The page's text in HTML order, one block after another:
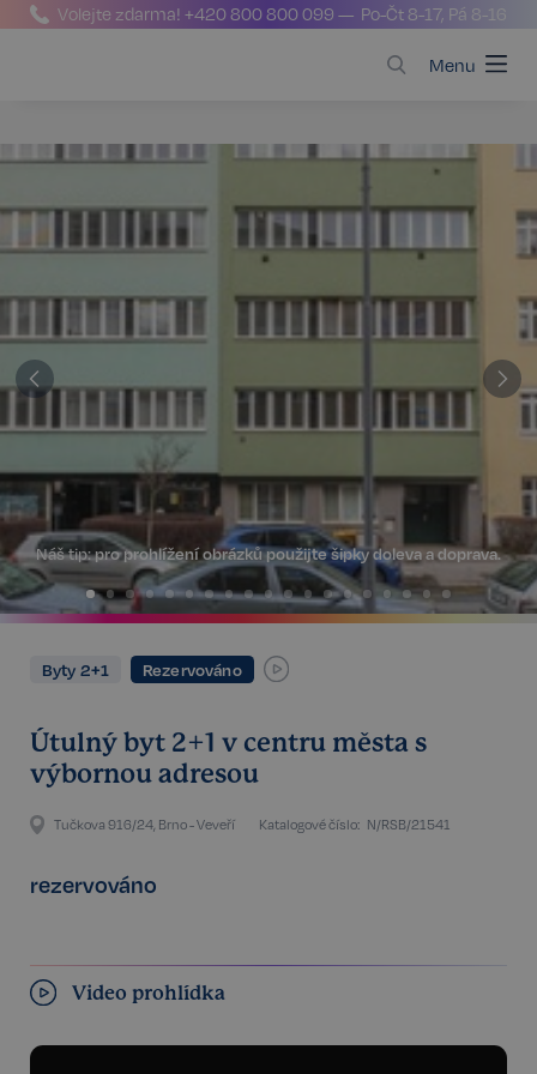
Volejte zdarma!+420 800 800 099 — Po-Čt 8-17, Pá 8-16
Menu
Náš tip:pro prohlížení obrázků použijte šipky doleva a doprava.
Byty 2+1 Rezervováno
Útulný byt 2+1 v centru města s
výbornou adresou
Tučkova 916/24, Brno - Veveří Katalogové číslo: N/RSB/21541
rezervováno
Video prohlídka